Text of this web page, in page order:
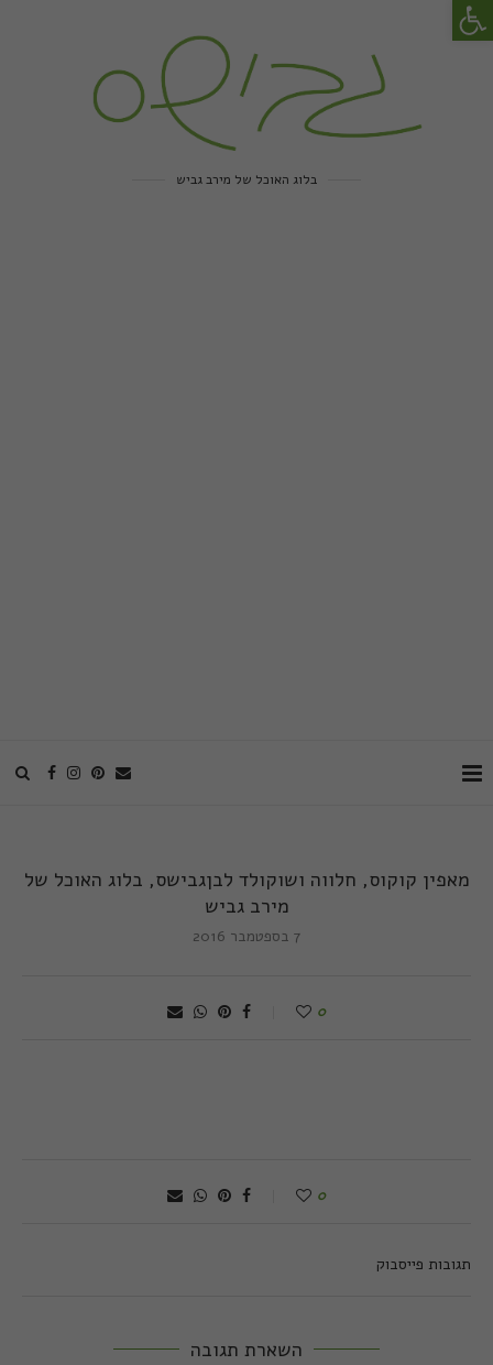
בלוג האוכל של מירב גביש
מאפין קוקוס, חלווה ושוקולד לבןגבישס, בלוג האוכל של
מירב גביש
7 בספטמבר 2016
0
0
תגובות פייסבוק
השארת תגובה